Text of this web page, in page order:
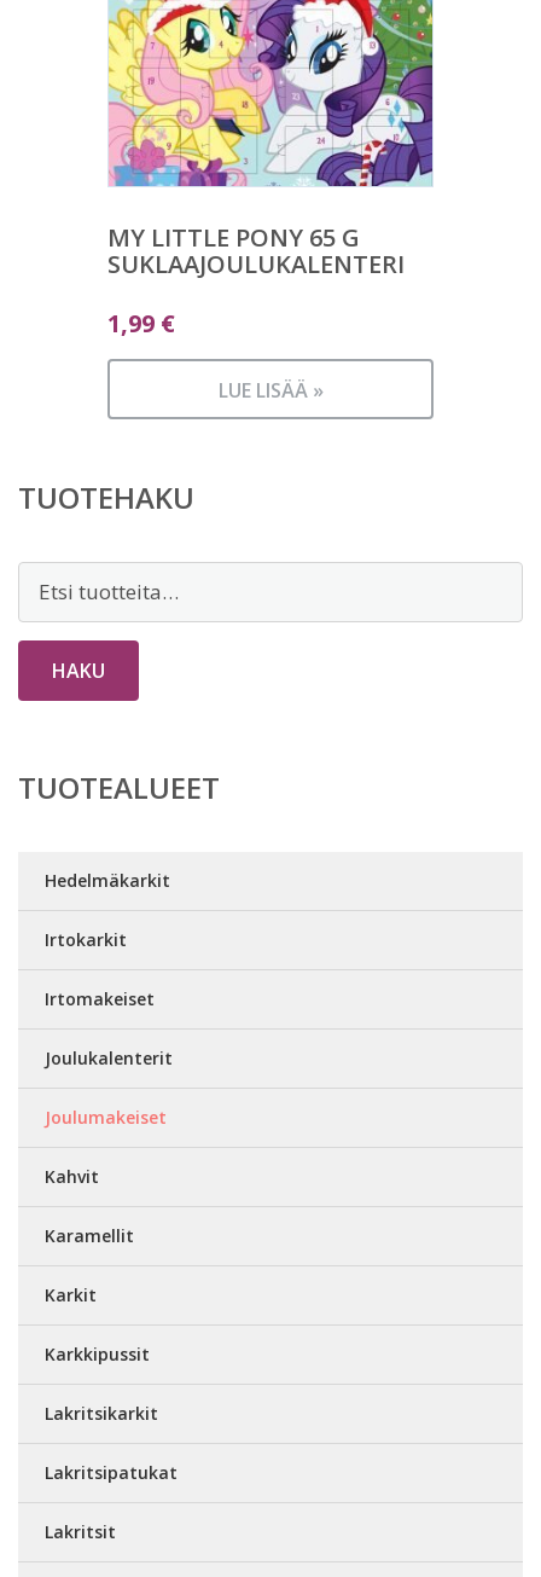
MY LITTLE PONY 65 G
SUKLAAJOULUKALENTERI
1,99 €
LUE LISÄÄ »
TUOTEHAKU
Etsi:
HAKU
TUOTEALUEET
Hedelmäkarkit
Irtokarkit
Irtomakeiset
Joulukalenterit
Joulumakeiset
Kahvit
Karamellit
Karkit
Karkkipussit
Lakritsikarkit
Lakritsipatukat
Lakritsit